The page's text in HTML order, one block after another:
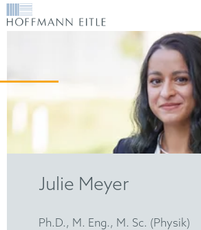
Julie Meyer
Ph.D., M. Eng., M. Sc. (Physik)